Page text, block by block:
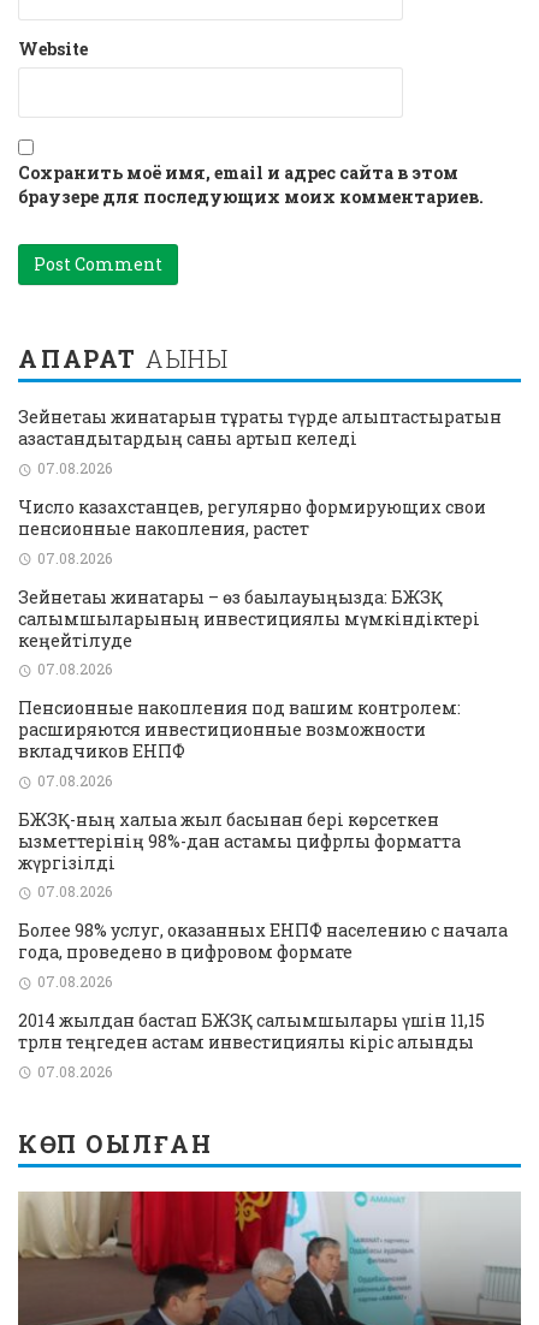
Website
Сохранить моё имя, email и адрес сайта в этом
браузере для последующих моих комментариев.
АҚПАРАТ АҒЫНЫ
Зейнетақы жинақтарын тұрақты түрде қалыптастыратын
қазақстандықтардың саны артып келеді
07.08.2026
Число казахстанцев, регулярно формирующих свои
пенсионные накопления, растет
07.08.2026
Зейнетақы жинақтары – өз бақылауыңызда: БЖЗҚ
салымшыларының инвестициялық мүмкіндіктері
кеңейтілуде
07.08.2026
Пенсионные накопления под вашим контролем:
расширяются инвестиционные возможности
вкладчиков ЕНПФ
07.08.2026
БЖЗҚ-ның халыққа жыл басынан бері көрсеткен
қызметтерінің 98%-дан астамы цифрлық форматта
жүргізілді
07.08.2026
Более 98% услуг, оказанных ЕНПФ населению с начала
года, проведено в цифровом формате
07.08.2026
2014 жылдан бастап БЖЗҚ салымшылары үшін 11,15
трлн теңгеден астам инвестициялық кіріс алынды
07.08.2026
КӨП ОҚЫЛҒАН